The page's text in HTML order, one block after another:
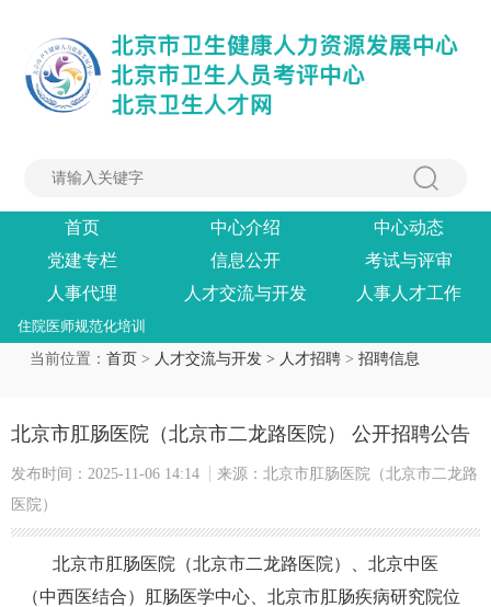
首页 中心介绍
中心动态
党建专栏
信息公开
考试与评审
人事代理
人才交流与开发 人事人才工作
住院医师规范化培训
当前位置： 首页 > 人才交流与开发 > 人才招聘> 招聘信息
北京市肛肠医院（北京市二龙路医院） 公开招聘公告
发布时间：2025-11-06 14:14
来源：北京市肛肠医院（北京市二龙路
医院）
北京市肛肠医院（北京市二龙路医院）、北京中医
（中西医结合）肛肠医学中心、北京市肛肠疾病研究院位